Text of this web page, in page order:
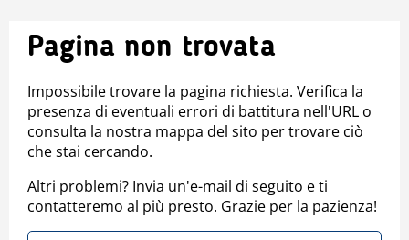
Pagina non trovata
Impossibile trovare la pagina richiesta. Verifica la
presenza di eventuali errori di battitura nell'URL o
consulta la nostra mappa del sito per trovare ciò
che stai cercando.
Altri problemi? Invia un'e-mail di seguito e ti
contatteremo al più presto. Grazie per la pazienza!